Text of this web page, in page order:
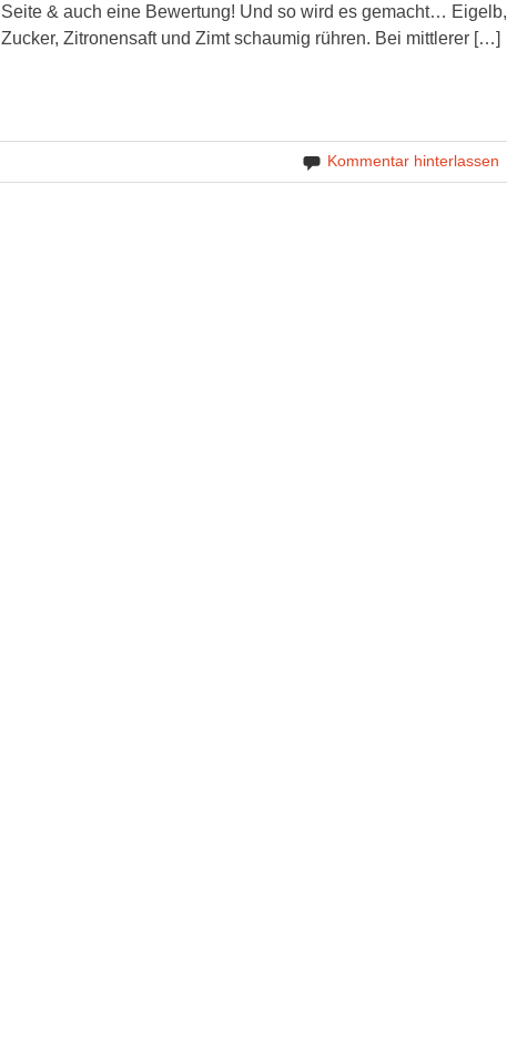
Seite & auch eine Bewertung! Und so wird es gemacht… Eigelb,
Zucker, Zitronensaft und Zimt schaumig rühren. Bei mittlerer […]
Kommentar hinterlassen